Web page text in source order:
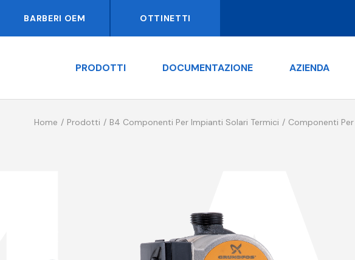
BARBERI OEM OTTINETTI
PRODOTTI DOCUMENTAZIONE AZIENDA
Home Prodotti B4 Componenti Per Impianti Solari Termici Componenti